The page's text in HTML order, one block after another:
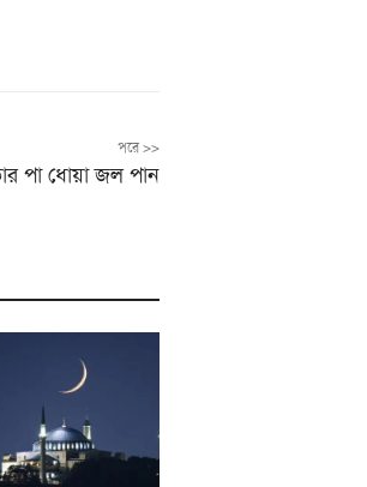
পরে >>
পা ধোয়া জল পান